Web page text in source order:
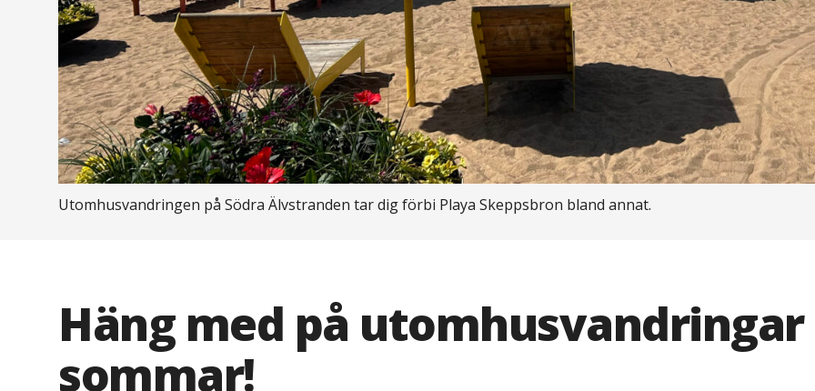
Utomhusvandringen på Södra Älvstranden tar dig förbi Playa Skeppsbron bland annat.
Häng med på utomhusvandringar
sommar!